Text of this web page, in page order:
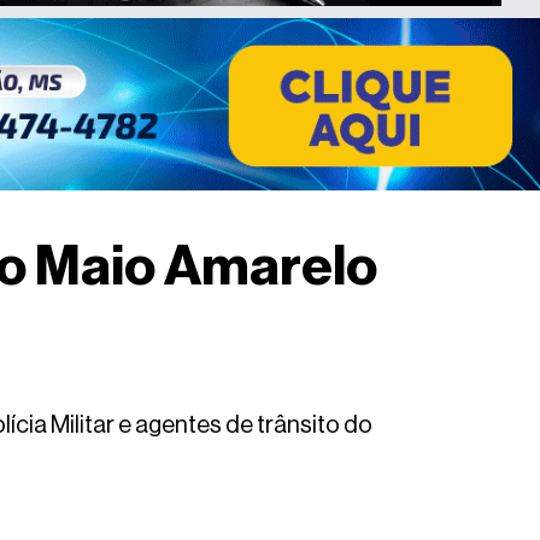
Maio Amarelo
Militar e agentes de trânsito do